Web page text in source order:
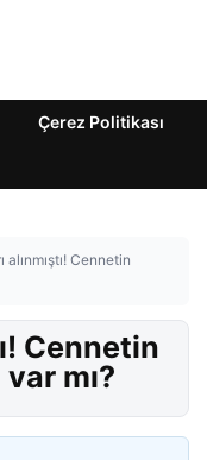
Çerez Politikası
alınmıştı! Cennetin
Cennetin
mı?